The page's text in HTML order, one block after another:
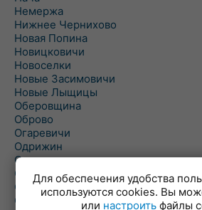
Немержа
Нижнее Чернихово
Новая Попина
Новицковичи
Новоселки
Новые Засимовичи
Новые Лыщицы
Оберовщина
Оброво
Огаревичи
Одрижин
Оздамичи
Озяты
Олтуш
Ольманы
Для обеспечения удобства
используются cookies. Вы
или настроить файлы